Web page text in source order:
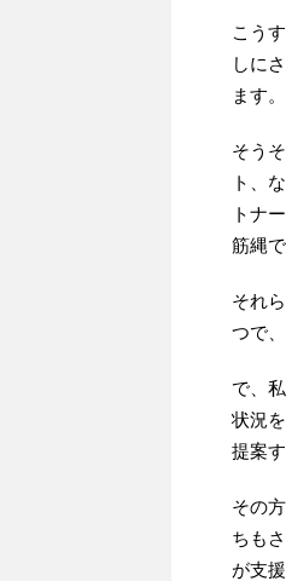
こう
しに
ます。
そう
ト、
トナ
筋縄
それ
つで
で、
状況
提案
その
ちも
が支